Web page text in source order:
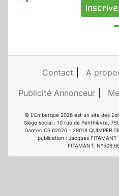
Contact
A
Publicité Annonceur
© L'Embarqué 2026 est un site des
Siège social : 10 rue de Penthièvre,
Dantec CS 62020 – 29018 QUIMPER
publication : Jacques
FITAMANT. N°509